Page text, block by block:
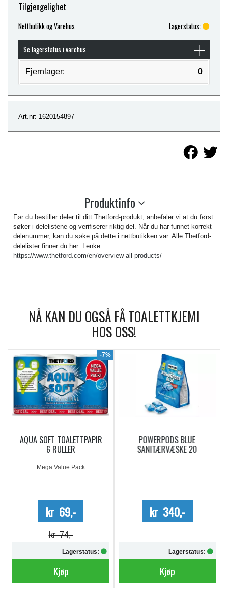
Tilgjengelighet
Nettbutikk og Varehus Lagerstatus:
Se lagerstatus i varehus
Fjernlager: 0
Art.nr: 1620154897
Produktinfo
Før du bestiller deler til ditt Thetford-produkt, anbefaler vi at du først
søker i delelistene og verifiserer riktig del. Når du har funnet korrekt
delenummer, kan du søke på dette i nettbutikken vår. Alle Thetford-
delelister finner du her: Lenke:
https://www.thetford.com/en/overview-all-products/
NÅ KAN DU OGSÅ FÅ TOALETTKJEMI
HOS OSS!
-7%
AQUA SOFT TOALETTPAPIR
6 RULLER
Mega Value Pack
kr 69,-
kr 74,-
Lagerstatus:
Kjøp
POWERPODS BLUE
SANITÆRVÆSKE 20
kr 340,-
Lagerstatus:
Kjøp